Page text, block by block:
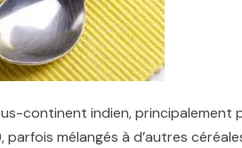
continent indien, principalement
mélangés à d’autres